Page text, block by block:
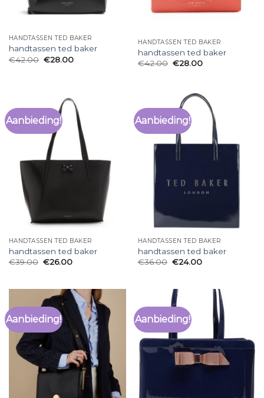
HANDTASSEN TED BAKER
handtassen ted baker
€42.00 €28.00
HANDTASSEN TED BAKER
handtassen ted baker
€42.00 €28.00
Aanbieding!
HANDTASSEN TED BAKER
handtassen ted baker
€39.00 €26.00
Aanbieding!
HANDTASSEN TED BAKER
handtassen ted baker
€36.00 €24.00
Aanbieding! Aanbieding!